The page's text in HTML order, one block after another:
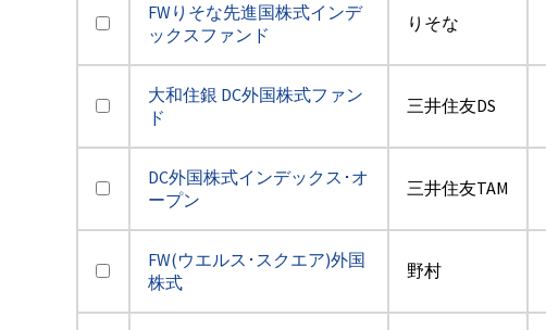
FWりそな先進国株式インデ
ックスファンド
りそな
大和住銀 DC外国株式ファン
ド
三井住友DS
DC外国株式インデックス･オ
ープン
三井住友TAM
FW(ウエルス･スクエア)外国
株式
野村